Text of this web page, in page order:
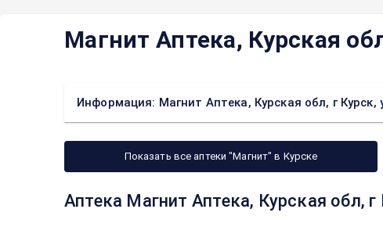
Магнит Аптека, Курская
Информация: Магнит Аптека, Курская обл, г Курск,
Показать все аптеки "Магнит" в Курске
Аптека Магнит Аптека, Курская обл,